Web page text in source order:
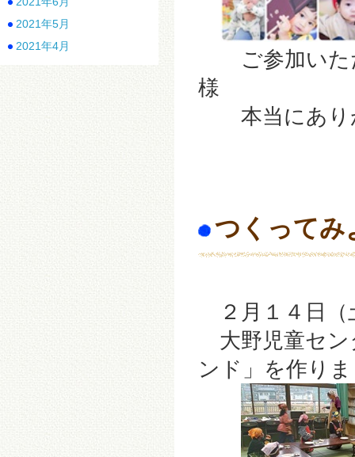
ご参加いた
様
本当にあり
つくってみ
２月１４日（
大野児童セン
ンド」を作り
2021年5月
2021年4月